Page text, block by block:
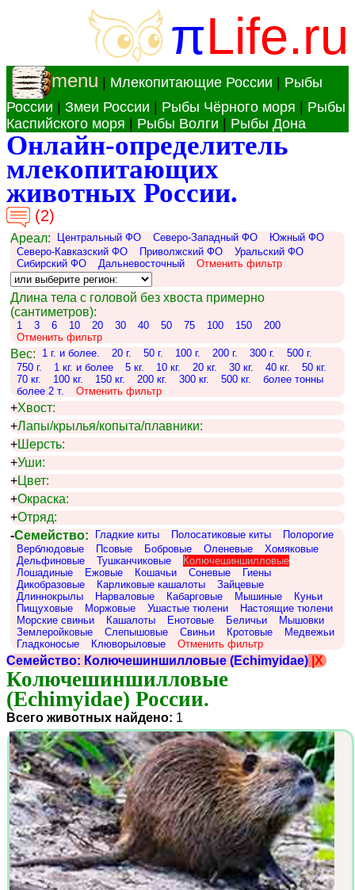
πLife.ru
menu Млекопитающие России
Рыбы
России
Змеи России Рыбы Чёрного моря
Рыбы
Каспийского моря
Рыбы Волги Рыбы Дона
Онлайн-определитель
млекопитающих
животных России.
(2)
Ареал: Центральный ФО Северо-Западный ФО
Южный ФО
Северо-Кавказский ФО
Приволжский ФО
Уральский ФО
Сибирский ФО
Дальневосточный Отменить фильтр
Длина тела с головой без хвоста примерно
(сантиметров):
1 3 6 10 20 30 40 50 75 100 150
200
Отменить фильтр
Вес: 1 г. и более. 20 г. 50 г. 100 г. 200 г. 300 г.
500 г.
750 г.
1 кг. и более 5 кг. 10 кг. 20 кг. 30 кг. 40 кг.
50 кг.
70 кг.
100 кг. 150 кг. 200 кг. 300 кг. 500 кг.
более тонны
более 2 т.
Отменить фильтр
+Хвост:
+Лапы/крылья/копыта/плавники:
+Шерсть:
+Уши:
+Цвет:
+Окраска:
+Отряд:
-Семейство: Гладкие киты Полосатиковые киты
Полорогие
Верблюдовые
Псовые Бобровые Оленевые
Хомяковые
Дельфиновые
Тушканчиковые
Колючешиншилловые
Лошадиные
Ежовые Кошачьи Соневые
Гиены
Дикобразовые
Карликовые кашалоты
Зайцевые
Длиннокрылы
Нарваловые Кабарговые Мышиные
Куньи
Пищуховые
Моржовые Ушастые тюлени
Настоящие тюлени
Морские свиньи
Кашалоты Енотовые Беличьи
Мышовки
Землеройковые
Слепышовые Свиньи Кротовые
Медвежьи
Гладконосые
Клюворыловые Отменить фильтр
Семейство: Колючешиншилловые (Echimyidae) |X
Колючешиншилловые
(Echimyidae) России.
Всего животных найдено: 1